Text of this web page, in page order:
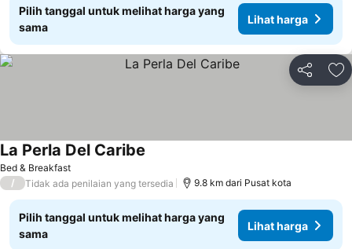
Pilih tanggal untuk melihat harga yang
sama
Lihat harga
Bagikan
Bed & Breakfast
La Perla Del Caribe
/ Tidak ada penilaian yang tersedia 9.8 km dari Pusat kota
Pilih tanggal untuk melihat harga yang
sama
Lihat harga